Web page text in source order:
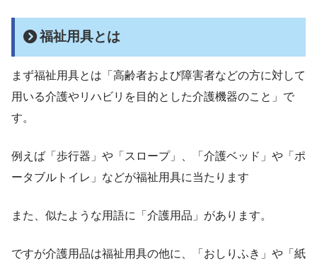
福祉用具とは
まず福祉用具とは「高齢者および障害者などの方に対して
用いる介護やリハビリを目的とした介護機器のこと」で
す。
例えば「歩行器」や「スロープ」、「介護ベッド」や「ポ
ータブルトイレ」などが福祉用具に当たります
また、似たような用語に「介護用品」があります。
ですが介護用品は福祉用具の他に、「おしりふき」や「紙